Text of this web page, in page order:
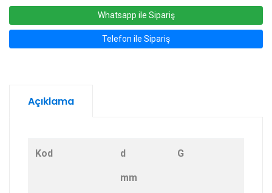
Whatsapp ile Sipariş
Telefon ile Sipariş
Açıklama
Kod d
mm
G